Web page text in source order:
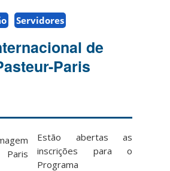
Servidores
de
Paris
Estão abertas as
inscrições para o
Programa